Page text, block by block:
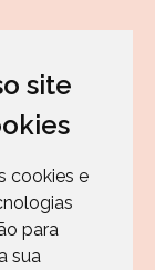
site
cookies e
para
sua
e
ENVIAR